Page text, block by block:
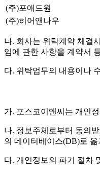
(주)포애드원
(주)히어앤나우
나. 회사는 위탁계약 체결
임에 관한 사항을 계약서
다. 위탁업무의 내용이나
가. 포스코이앤씨는 개인
나. 정보주체로부터 동의
의 데이터베이스(DB)로
다. 개인정보의 파기 절차